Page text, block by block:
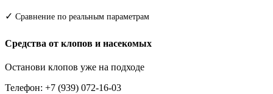
✓ Сравнение по реальным параметрам
Средства от клопов и насекомых
Останови клопов уже на подходе
Телефон: +7 (939) 072-16-03